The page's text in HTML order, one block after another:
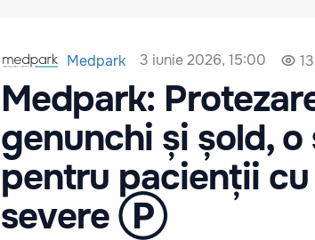
Medpark 3 iunie 2026, 15:00
Medpark:
genunchi și șold,
pentru pacienții
severe Ⓟ